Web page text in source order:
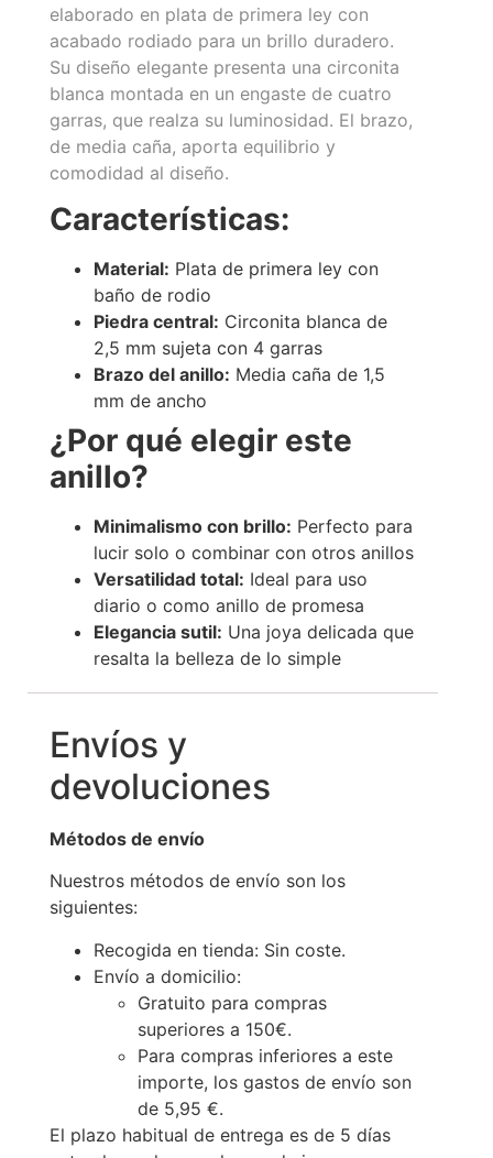
elaborado en plata de primera ley con
acabado rodiado para un brillo duradero.
Su diseño elegante presenta una circonita
blanca montada en un engaste de cuatro
garras, que realza su luminosidad. El brazo,
de media caña, aporta equilibrio y
comodidad al diseño.
Características:
Material: Plata de primera ley con
baño de rodio
Piedra central: Circonita blanca de
2,5 mm sujeta con 4 garras
Brazo del anillo: Media caña de 1,5
mm de ancho
¿Por qué elegir este
anillo?
Minimalismo con brillo: Perfecto para
lucir solo o combinar con otros anillos
Versatilidad total: Ideal para uso
diario o como anillo de promesa
Elegancia sutil: Una joya delicada que
resalta la belleza de lo simple
Envíos y
devoluciones
Métodos de envío
Nuestros métodos de envío son los
siguientes:
Recogida en tienda: Sin coste.
Envío a domicilio:
Gratuito para compras
superiores a 150€.
Para compras inferiores a este
importe, los gastos de envío son
de 5,95 €.
El plazo habitual de entrega es de 5 días